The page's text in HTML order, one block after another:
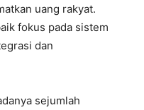
uang rakyat.
fokus pada sistem
dan
sejumlah